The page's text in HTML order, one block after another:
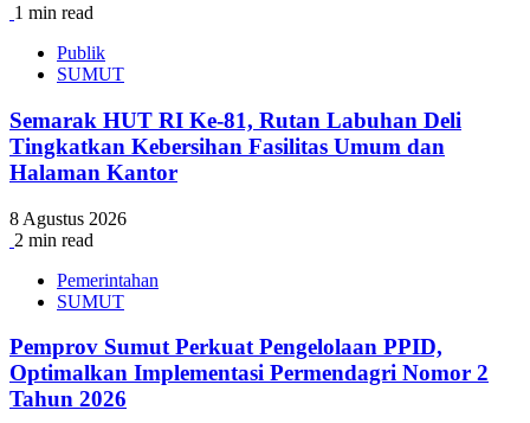
1 min read
Publik
SUMUT
Semarak HUT RI Ke-81, Rutan Labuhan Deli
Tingkatkan Kebersihan Fasilitas Umum dan
Halaman Kantor
8 Agustus 2026
2 min read
Pemerintahan
SUMUT
Pemprov Sumut Perkuat Pengelolaan PPID,
Optimalkan Implementasi Permendagri Nomor 2
Tahun 2026